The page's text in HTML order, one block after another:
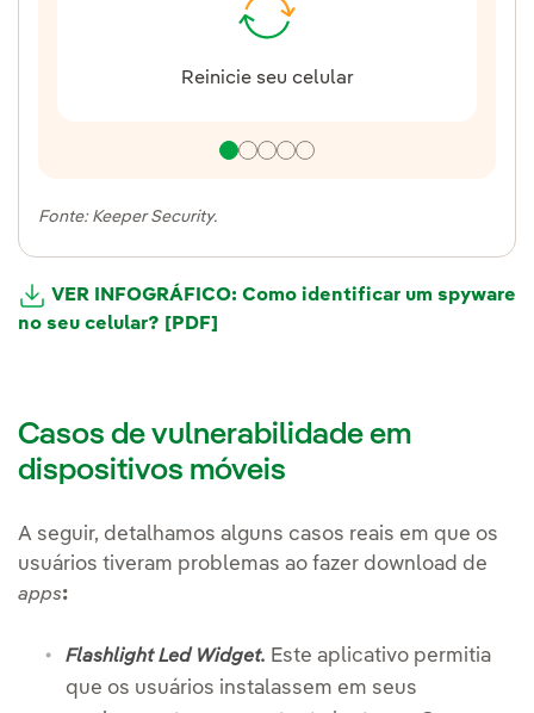
Reinicie seu celular
Fonte: Keeper Security.
VER INFOGRÁFICO: Como identificar um spyware
no seu celular? [PDF]
Casos de vulnerabilidade em
dispositivos móveis
A seguir, detalhamos alguns casos reais em que os
usuários tiveram problemas ao fazer download de
apps:
Flashlight Led Widget. Este aplicativo permitia
que os usuários instalassem em seus